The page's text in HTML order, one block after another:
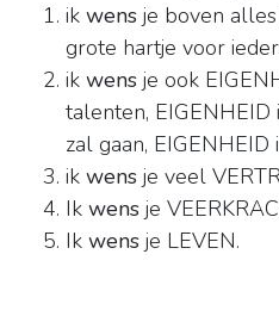
ik wens je boven alles
grote hartje voor
ik wens je ook
talenten,
zal gaan, EIGENHEID
ik wens je veel
Ik wens je
Ik wens je LEVEN.